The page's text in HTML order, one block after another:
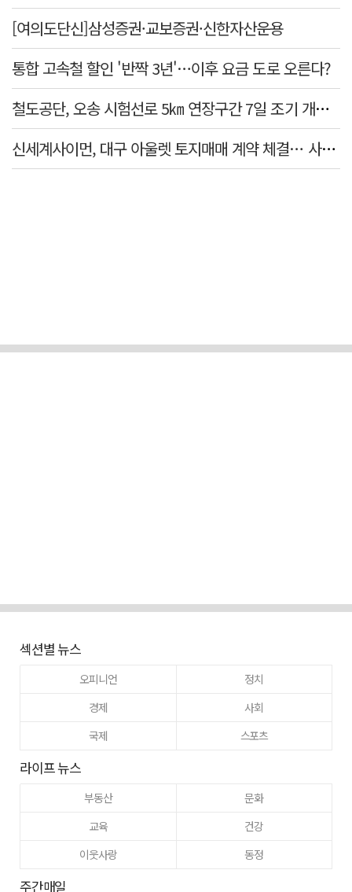
[여의도단신]삼성증권·교보증권·신한자산운용
통합 고속철 할인 '반짝 3년'…이후 요금 도로 오른다?
철도공단, 오송 시험선로 5㎞ 연장구간 7일 조기 개통…LA 메트로 사업 지원
신세계사이먼, 대구 아울렛 토지매매 계약 체결… 사업 본궤도
섹션별 뉴스
오피니언
정치
경제
사회
국제
스포츠
라이프 뉴스
부동산
문화
교육
건강
이웃사랑
동정
주간매일